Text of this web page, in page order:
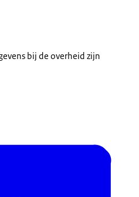
bij de overheid zijn